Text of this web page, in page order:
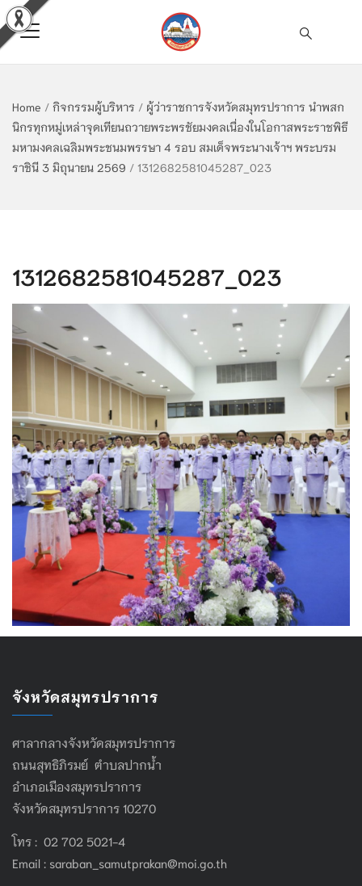
Home / กิจกรรมผู้บริหาร / ผู้ว่าราชการจังหวัดสมุทรปราการ นำพสก
นิกรทุกหมู่เหล่าจุดเทียนถวายพระพรชัยมงคลเนื่องในโอกาสพระราชพิธี
มหามงคลเฉลิมพระชนมพรรษา 4 รอบ สมเด็จพระนางเจ้าฯ พระบรม
ราชินี 3 มิถุนายน 2569 / 1312682581045287_023
1312682581045287_023
จังหวัดสมุทรปราการ
ศาลากลางจังหวัดสมุทรปราการ
ถนนสุทธิภิรมย์ ตำบลปากน้ำ
อำเภอเมืองสมุทรปราการ
จังหวัดสมุทรปราการ 10270
โทร : 02 702 5021-4
Email : saraban_samutprakan@moi.go.th